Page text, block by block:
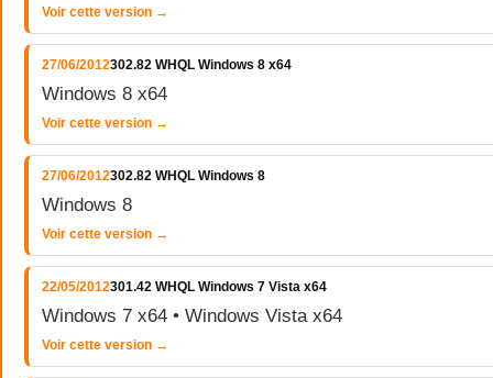
Voir cette version →
27/06/2012302.82 WHQL Windows 8 x64
Windows 8 x64
Voir cette version →
27/06/2012302.82 WHQL Windows 8
Windows 8
Voir cette version →
22/05/2012301.42 WHQL Windows 7 Vista x64
Windows 7 x64 • Windows Vista x64
Voir cette version →